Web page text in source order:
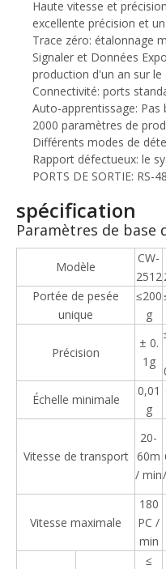
Haute vitesse et
excellente précision et
Trace zéro: étalonnage
Signaler et Données
production d'un an sur le
Connectivité: ports
Auto-apprentissage:
2000 paramètres de
Différents modes de
Rapport défectueux: le
PORTS DE SORTIE:
spécification
Paramètres de base
Modèle
CW-
2512
Portée de pesée
unique
≤200
g
Précision
± 0.
1g
Échelle minimale
0,01
g
Vitesse de transport
20-
60m
/ min
Vitesse maximale
180
PC /
min
≤